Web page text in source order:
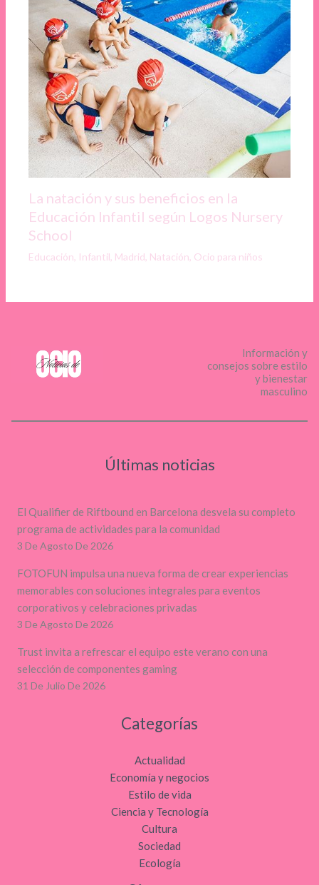
La natación y sus beneficios en la
Educación Infantil según Logos Nursery
School
Educación, Infantil, Madrid, Natación, Ocio para niños
Información y
consejos sobre estilo
y bienestar
masculino
Últimas noticias
El Qualifier de Riftbound en Barcelona desvela su completo
programa de actividades para la comunidad
3 De Agosto De 2026
FOTOFUN impulsa una nueva forma de crear experiencias
memorables con soluciones integrales para eventos
corporativos y celebraciones privadas
3 De Agosto De 2026
Trust invita a refrescar el equipo este verano con una
selección de componentes gaming
31 De Julio De 2026
Categorías
Actualidad
Economía y negocios
Estilo de vida
Ciencia y Tecnología
Cultura
Sociedad
Ecología